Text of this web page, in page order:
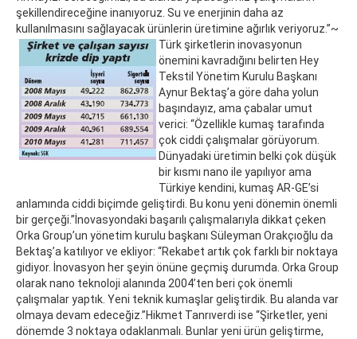
şekillendireceğine inanıyoruz. Su ve enerjinin daha az
kullanılmasını sağlayacak ürünlerin üretimine ağırlık veriyoruz.”~
Türk şirketlerin inovasyonun
önemini kavradığını belirten Hey
Tekstil Yönetim Kurulu Başkanı
Aynur Bektaş’a göre daha yolun
başındayız, ama çabalar umut
verici: “Özellikle kumaş tarafında
çok ciddi çalışmalar görüyorum.
Dünyadaki üretimin belki çok düşük
bir kısmı nano ile yapılıyor ama
Türkiye kendini, kumaş AR-GE’si
anlamında ciddi biçimde geliştirdi. Bu konu yeni dönemin önemli
bir gerçeği.”İnovasyondaki başarılı çalışmalarıyla dikkat çeken
Orka Group’un yönetim kurulu başkanı Süleyman Orakçıoğlu da
Bektaş’a katılıyor ve ekliyor: “Rekabet artık çok farklı bir noktaya
gidiyor. İnovasyon her şeyin önüne geçmiş durumda. Orka Group
olarak nano teknoloji alanında 2004’ten beri çok önemli
çalışmalar yaptık. Yeni teknik kumaşlar geliştirdik. Bu alanda var
olmaya devam edeceğiz.”Hikmet Tanrıverdi ise “Şirketler, yeni
dönemde 3 noktaya odaklanmalı. Bunlar yeni ürün geliştirme,